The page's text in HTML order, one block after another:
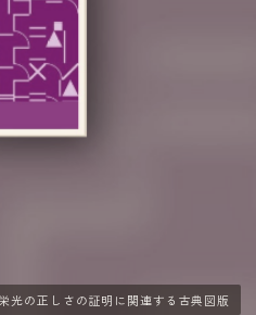
光の正しさの証明に関連する古典図版